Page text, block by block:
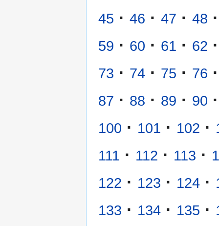
45 · 46 · 47 · 48 ·
59 · 60 · 61 · 62 ·
73 · 74 · 75 · 76 ·
87 · 88 · 89 · 90 ·
100 · 101 · 102 ·
111 · 112 · 113 ·
122 · 123 · 124 ·
133 · 134 · 135 ·